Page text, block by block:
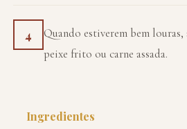
4
Quando estiverem bem louras,
peixe frito ou carne assada.
Ingredientes